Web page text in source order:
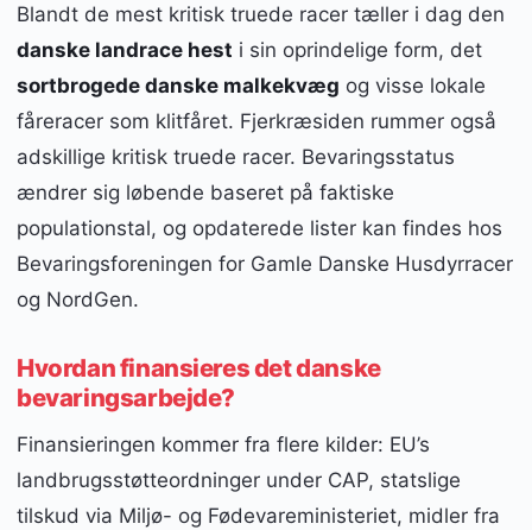
Blandt de mest kritisk truede racer tæller i dag den
danske landrace hest i sin oprindelige form, det
sortbrogede danske malkekvæg og visse lokale
fåreracer som klitfåret. Fjerkræsiden rummer også
adskillige kritisk truede racer. Bevaringsstatus
ændrer sig løbende baseret på faktiske
populationstal, og opdaterede lister kan findes hos
Bevaringsforeningen for Gamle Danske Husdyrracer
og NordGen.
Hvordan finansieres det danske
bevaringsarbejde?
Finansieringen kommer fra flere kilder: EU’s
landbrugsstøtteordninger under CAP, statslige
tilskud via Miljø- og Fødevareministeriet, midler fra